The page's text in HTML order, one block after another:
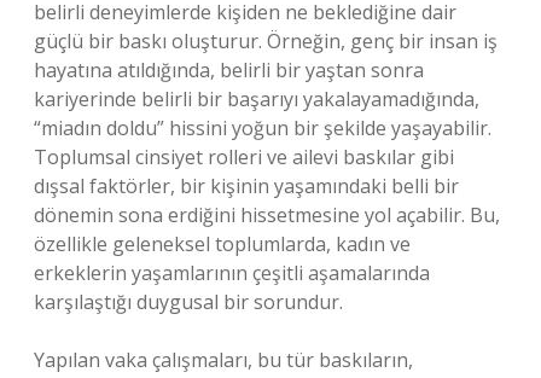
belirli deneyimlerde kişiden ne beklediğine dair
güçlü bir baskı oluşturur. Örneğin, genç bir insan iş
hayatına atıldığında, belirli bir yaştan sonra
kariyerinde belirli bir başarıyı yakalayamadığında,
“miadın doldu” hissini yoğun bir şekilde yaşayabilir.
Toplumsal cinsiyet rolleri ve ailevi baskılar gibi
dışsal faktörler, bir kişinin yaşamındaki belli bir
dönemin sona erdiğini hissetmesine yol açabilir. Bu,
özellikle geleneksel toplumlarda, kadın ve
erkeklerin yaşamlarının çeşitli aşamalarında
karşılaştığı duygusal bir sorundur.
Yapılan vaka çalışmaları, bu tür baskıların,